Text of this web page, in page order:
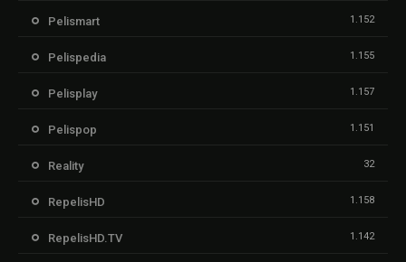
Pelismart 1.152
Pelispedia 1.155
Pelisplay 1.157
Pelispop 1.151
Reality 32
RepelisHD 1.158
RepelisHD.TV 1.142